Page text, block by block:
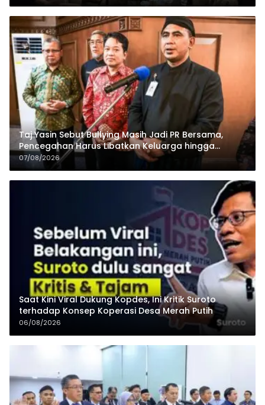
Taj Yasin Sebut Bullying Masih Jadi PR Bersama,
Pencegahan Harus Libatkan Keluarga hingga
Pesantren
07/08/2026
Saat Kini Viral Dukung Kopdes, Ini Kritik Suroto
terhadap Konsep Koperasi Desa Merah Putih
06/08/2026